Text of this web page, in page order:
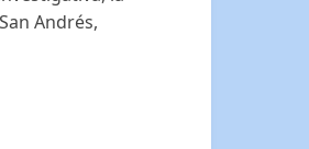
Andrés,